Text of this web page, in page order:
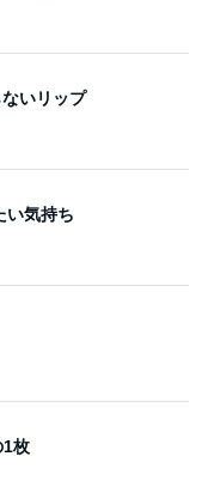
い気持ち
ウエスト